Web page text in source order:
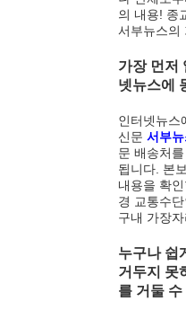
의 내용! 종
서부뉴스의
가장 먼저
넷뉴스에
인터넷뉴스
신문 서부
문 배송처를
됩니다. 본
내용을 확
경 교통수
구내 가장
누구나 쉽
거두지 못
를 거둘